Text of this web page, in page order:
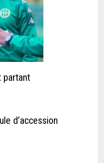
partant
d’accession